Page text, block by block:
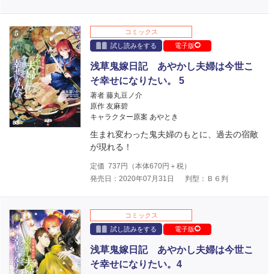
コミックス
試し読みをする
電子版
浅草鬼嫁日記 あやかし夫婦は今世こ
そ幸せになりたい。 5
著者 藤丸豆ノ介
原作 友麻碧
キャラクター原案 あやとき
生まれ変わった鬼夫婦のもとに、過去の宿敵
が現れる！
定価 737 円（本体670円＋税）
発売日：2020年07月31日
判型：Ｂ６判
コミックス
試し読みをする
電子版
浅草鬼嫁日記 あやかし夫婦は今世こ
そ幸せになりたい。4